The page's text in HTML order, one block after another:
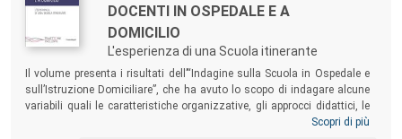
DOCENTI IN OSPEDALE E A
DOMICILIO
L'esperienza di una Scuola itinerante
Il volume presenta i risultati dell’“Indagine sulla Scuola in Ospedale e
sull’Istruzione Domiciliare”, che ha avuto lo scopo di indagare alcune
variabili quali le caratteristiche organizzative, gli approcci didattici, le
abitudini di utilizzo delle tecnologie, i particolari bisogni formativi, i
Scopri di più